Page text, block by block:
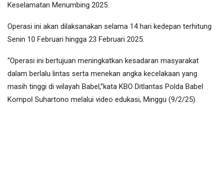
Keselamatan Menumbing 2025.
Operasi ini akan dilaksanakan selama 14 hari kedepan terhitung
Senin 10 Februari hingga 23 Februari 2025.
“Operasi ini bertujuan meningkatkan kesadaran masyarakat
dalam berlalu lintas serta menekan angka kecelakaan yang
masih tinggi di wilayah Babel,”kata KBO Ditlantas Polda Babel
Kompol Suhartono melalui video edukasi, Minggu (9/2/25).